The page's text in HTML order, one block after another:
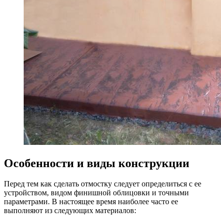
Особенности и виды конструкции
Перед тем как сделать отмостку следует определиться с ее
устройством, видом финишной облицовки и точными
параметрами. В настоящее время наиболее часто ее
выполняют из следующих материалов: